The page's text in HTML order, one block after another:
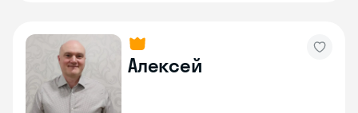
Алексей